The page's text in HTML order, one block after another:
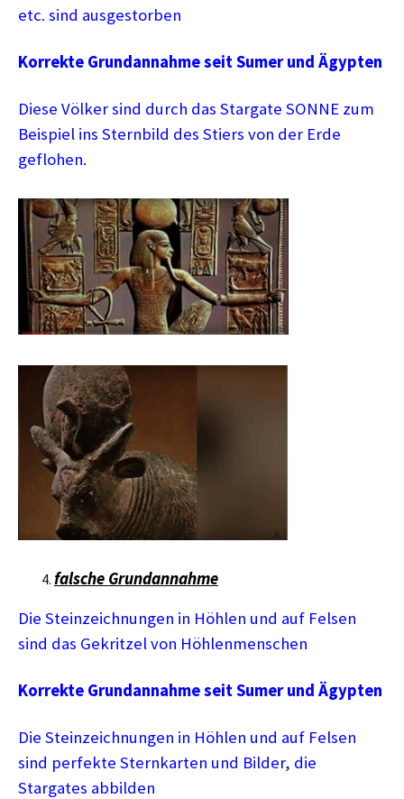
etc. sind ausgestorben
Korrekte Grundannahme seit Sumer und Ägypten
Diese Völker sind durch das Stargate SONNE zum
Beispiel ins Sternbild des Stiers von der Erde
geflohen.
falsche Grundannahme
Die Steinzeichnungen in Höhlen und auf Felsen
sind das Gekritzel von Höhlenmenschen
Korrekte Grundannahme seit Sumer und Ägypten
Die Steinzeichnungen in Höhlen und auf Felsen
sind perfekte Sternkarten und Bilder, die
Stargates abbilden